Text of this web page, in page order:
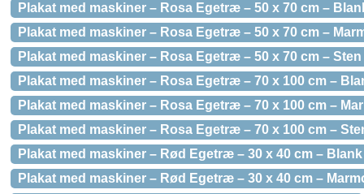
Plakat med maskiner – Rosa Egetræ – 50 x 70 cm –
Plakat med maskiner – Rosa Egetræ – 50 x 70 cm –
Plakat med maskiner – Rosa Egetræ – 50 x 70 cm – Sten
Plakat med maskiner – Rosa Egetræ – 70 x 100 cm –
Plakat med maskiner – Rosa Egetræ – 70 x 100 cm –
Plakat med maskiner – Rosa Egetræ – 70 x 100 cm –
Plakat med maskiner – Rød Egetræ – 30 x 40 cm – Blank
Plakat med maskiner – Rød Egetræ – 30 x 40 cm –